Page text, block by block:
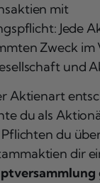
mit
Jede
Zweck im
und
Aktienart
du als
du
dir